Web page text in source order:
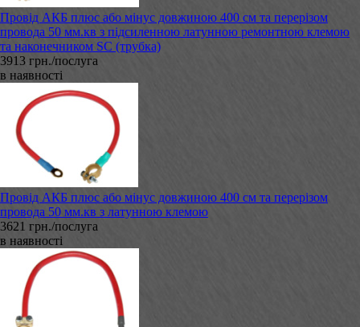
Провід АКБ плюс або мінус довжиною 400 см та перерізом
провода 50 мм.кв з підсиленною латунною ремонтною клемою
та наконечником SC (трубка)
3913 грн./послуга
в наявності
Провід АКБ плюс або мінус довжиною 400 см та перерізом
провода 50 мм.кв з латунною клемою
3621 грн./послуга
в наявності